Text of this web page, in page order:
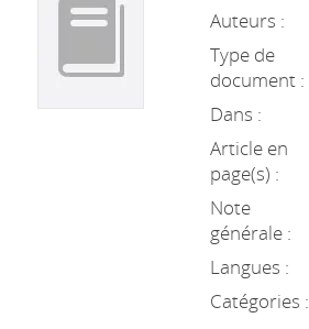
Auteurs :
Type de
document :
Dans :
Article en
page(s) :
Note
générale :
Langues :
Catégories :